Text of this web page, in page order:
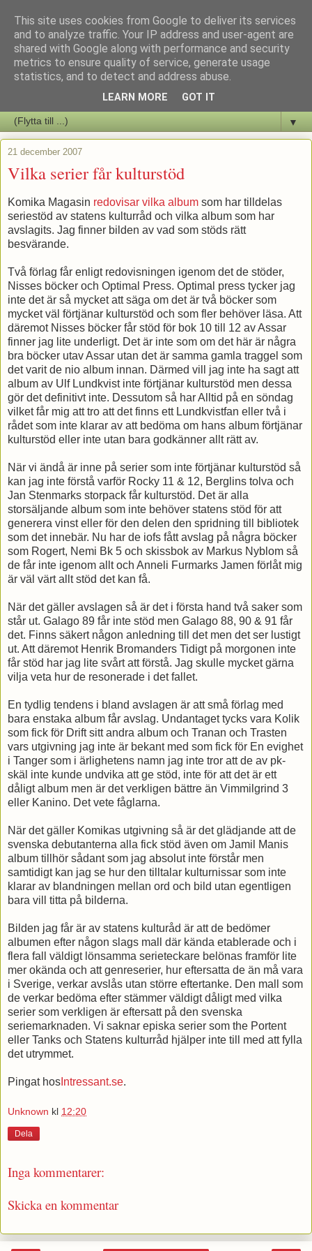
Staffars Seriers Blog
Vi skriver om serienyheter av alla de slag samt om vad som sker i
▼
21 december 2007
Vilka serier får kulturstöd
Komika Magasin redovisar vilka album som har tilldelas
seriestöd av statens kulturråd och vilka album som har
avslagits. Jag finner bilden av vad som stöds rätt
besvärande.
Två förlag får enligt redovisningen igenom det de stöder,
Nisses böcker och Optimal Press. Optimal press tycker jag
inte det är så mycket att säga om det är två böcker som
mycket väl förtjänar kulturstöd och som fler behöver läsa. Att
däremot Nisses böcker får stöd för bok 10 till 12 av Assar
finner jag lite underligt. Det är inte som om det här är några
bra böcker utav Assar utan det är samma gamla traggel som
det varit de nio album innan. Därmed vill jag inte ha sagt att
album av Ulf Lundkvist inte förtjänar kulturstöd men dessa
gör det definitivt inte. Dessutom så har Alltid på en söndag
vilket får mig att tro att det finns ett Lundkvistfan eller två i
rådet som inte klarar av att bedöma om hans album förtjänar
kulturstöd eller inte utan bara godkänner allt rätt av.
När vi ändå är inne på serier som inte förtjänar kulturstöd så
kan jag inte förstå varför Rocky 11 & 12, Berglins tolva och
Jan Stenmarks storpack får kulturstöd. Det är alla
storsäljande album som inte behöver statens stöd för att
generera vinst eller för den delen den spridning till bibliotek
som det innebär. Nu har de iofs fått avslag på några böcker
som Rogert, Nemi Bk 5 och skissbok av Markus Nyblom så
de får inte igenom allt och Anneli Furmarks Jamen förlåt mig
är väl värt allt stöd det kan få.
När det gäller avslagen så är det i första hand två saker som
står ut. Galago 89 får inte stöd men Galago 88, 90 & 91 får
det. Finns säkert någon anledning till det men det ser lustigt
ut. Att däremot Henrik Bromanders Tidigt på morgonen inte
får stöd har jag lite svårt att förstå. Jag skulle mycket gärna
vilja veta hur de resonerade i det fallet.
En tydlig tendens i bland avslagen är att små förlag med
bara enstaka album får avslag. Undantaget tycks vara Kolik
som fick för Drift sitt andra album och Tranan och Trasten
vars utgivning jag inte är bekant med som fick för En evighet
i Tanger som i ärlighetens namn jag inte tror att de av pk-
skäl inte kunde undvika att ge stöd, inte för att det är ett
dåligt album men är det verkligen bättre än Vimmilgrind 3
eller Kanino. Det vete fåglarna.
När det gäller Komikas utgivning så är det glädjande att de
svenska debutanterna alla fick stöd även om Jamil Manis
album tillhör sådant som jag absolut inte förstår men
samtidigt kan jag se hur den tilltalar kulturnissar som inte
klarar av blandningen mellan ord och bild utan egentligen
bara vill titta på bilderna.
Bilden jag får är av statens kulturåd är att de bedömer
albumen efter någon slags mall där kända etablerade och i
flera fall väldigt lönsamma serieteckare belönas framför lite
mer okända och att genreserier, hur eftersatta de än må vara
i Sverige, verkar avslås utan större eftertanke. Den mall som
de verkar bedöma efter stämmer väldigt dåligt med vilka
serier som verkligen är eftersatt på den svenska
seriemarknaden. Vi saknar episka serier som the Portent
eller Tanks och Statens kulturråd hjälper inte till med att fylla
det utrymmet.
Pingat hos Intressant.se.
Unknown kl 12:20
Dela
Inga kommentarer:
Skicka en kommentar
This site uses cookies from Google to deliver its services
and to analyze traffic. Your IP address and user-agent are
shared with Google along with performance and security
metrics to ensure quality of service, generate usage
statistics, and to detect and address abuse.
LEARN MORE GOT IT